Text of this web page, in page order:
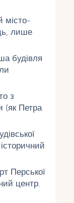
лише
будівля
з
(як Петра
Перської
центр.